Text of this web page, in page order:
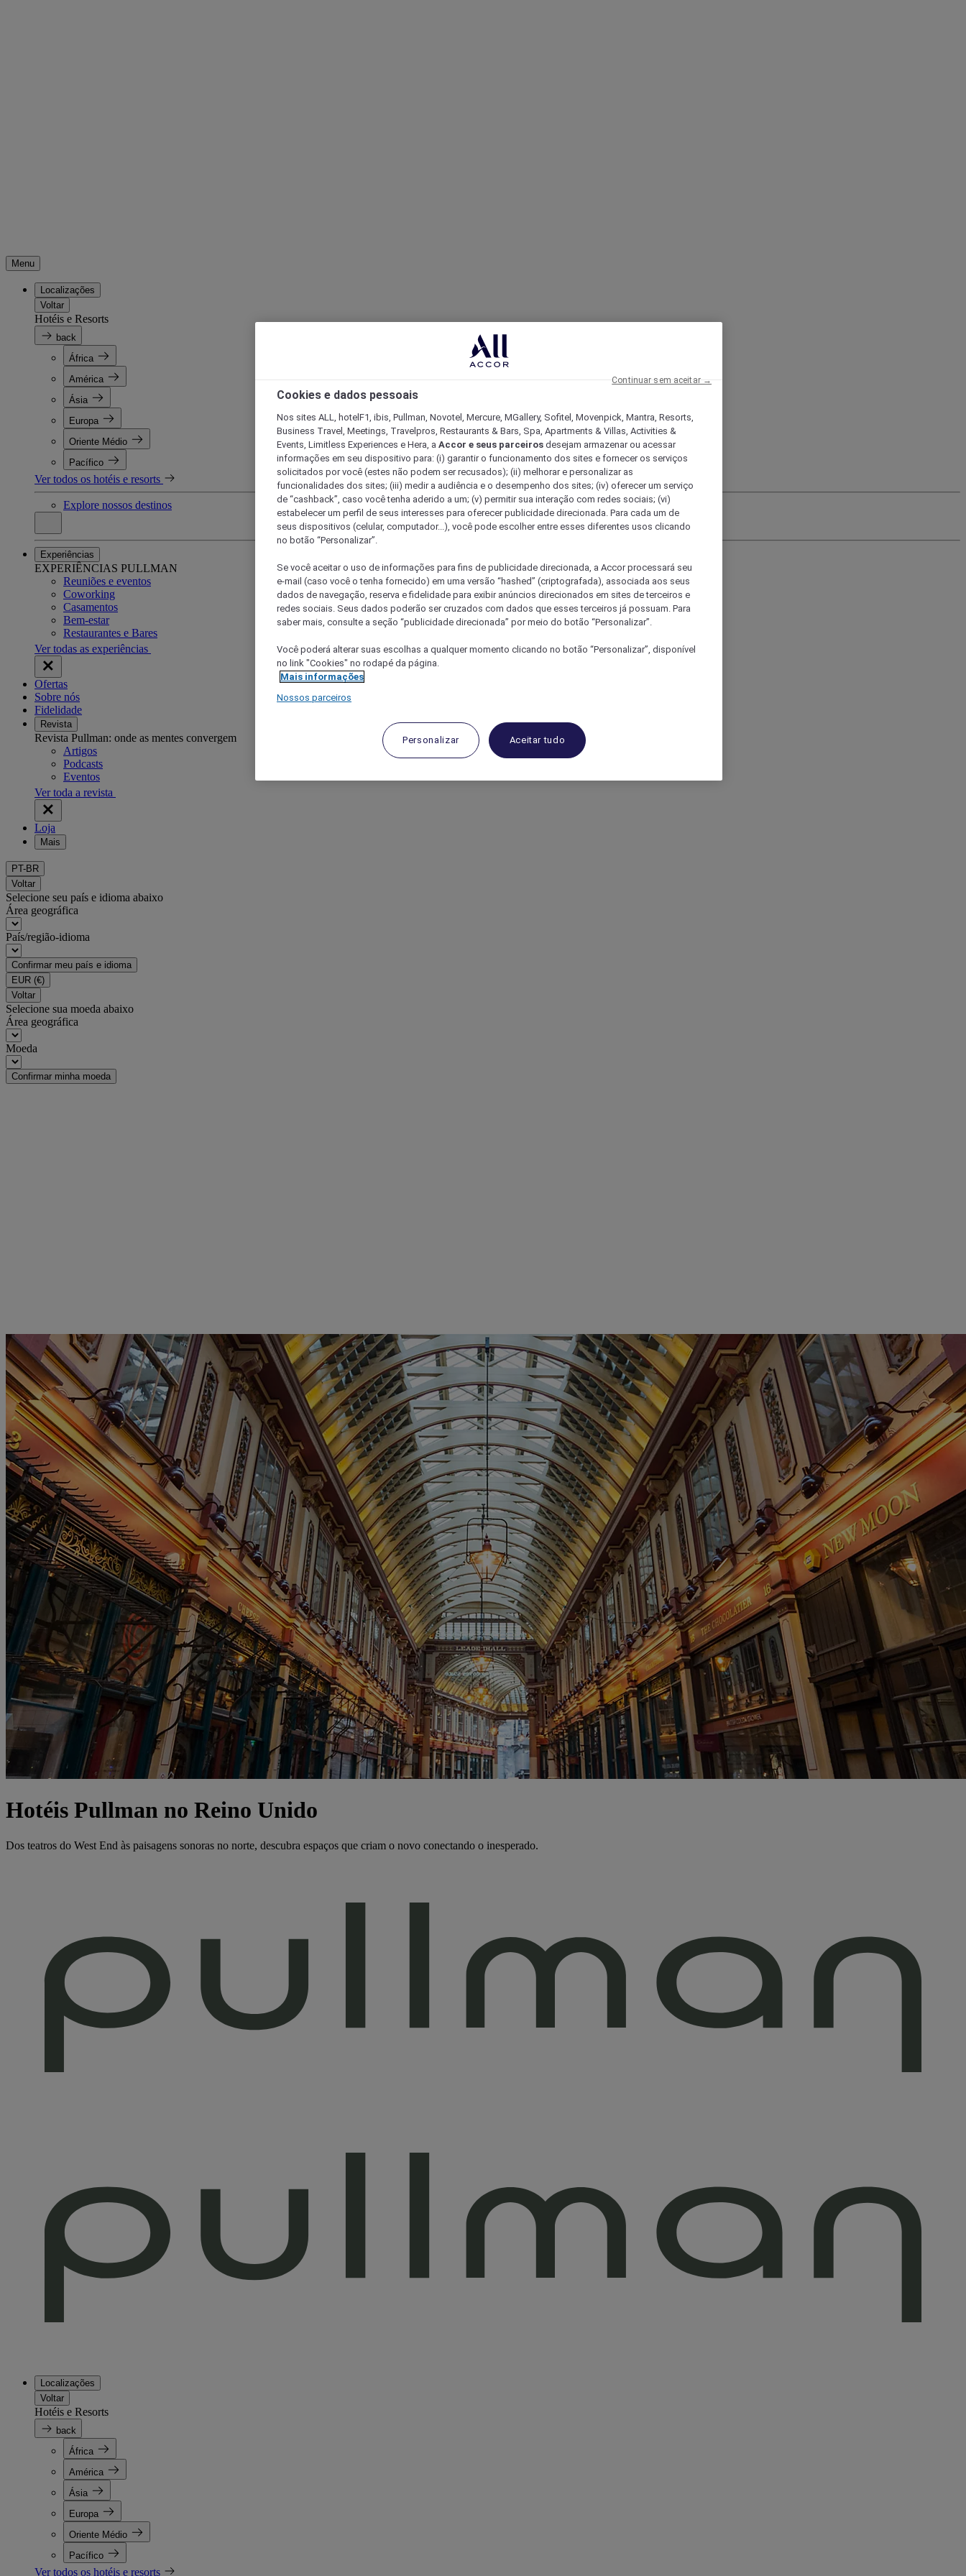
Menu
Localizações
Voltar
Hotéis e Resorts
back
África
América
Ásia
Europa
Oriente Médio
Pacífico
Ver todos os hotéis e resorts
Explore nossos destinos
Experiências
EXPERIÊNCIAS PULLMAN
Reuniões e eventos
Coworking
Casamentos
Bem-estar
Restaurantes e Bares
Ver todas as experiências
Ofertas
Sobre nós
Fidelidade
Revista
Revista Pullman: onde as mentes convergem
Artigos
Podcasts
Eventos
Ver toda a revista
Loja
Mais
PT-BR
Voltar
Selecione seu país e idioma abaixo
Área geográfica
País/região-idioma
Confirmar meu país e idioma
EUR (€)
Voltar
Selecione sua moeda abaixo
Área geográfica
Moeda
Confirmar minha moeda
Hotéis Pullman no Reino Unido
Dos teatros do West End às paisagens sonoras no norte, descubra espaços que criam o novo conectando o inesperado.
Localizações
Voltar
Hotéis e Resorts
back
África
América
Ásia
Europa
Oriente Médio
Pacífico
Ver todos os hotéis e resorts
Cookies e dados pessoais
Nos sites ALL, hotelF1, ibis, Pullman, Novotel, Mercure, MGallery, Sofitel, Movenpick, Mantra, Resorts,
Business Travel, Meetings, Travelpros, Restaurants & Bars, Spa, Apartments & Villas, Activities &
Events, Limitless Experiences e Hera, a Accor e seus parceiros desejam armazenar ou acessar
informações em seu dispositivo para: (i) garantir o funcionamento dos sites e fornecer os serviços
solicitados por você (estes não podem ser recusados); (ii) melhorar e personalizar as
funcionalidades dos sites; (iii) medir a audiência e o desempenho dos sites; (iv) oferecer um serviço
de “cashback”, caso você tenha aderido a um; (v) permitir sua interação com redes sociais; (vi)
estabelecer um perfil de seus interesses para oferecer publicidade direcionada. Para cada um de
seus dispositivos (celular, computador...), você pode escolher entre esses diferentes usos clicando
no botão “Personalizar”.
Se você aceitar o uso de informações para fins de publicidade direcionada, a Accor processará seu
e-mail (caso você o tenha fornecido) em uma versão “hashed” (criptografada), associada aos seus
dados de navegação, reserva e fidelidade para exibir anúncios direcionados em sites de terceiros e
redes sociais. Seus dados poderão ser cruzados com dados que esses terceiros já possuam. Para
saber mais, consulte a seção “publicidade direcionada” por meio do botão “Personalizar”.
Você poderá alterar suas escolhas a qualquer momento clicando no botão “Personalizar”, disponível
no link "Cookies" no rodapé da página.
Mais informações
Nossos parceiros
Personalizar Aceitar tudo
Continuar sem aceitar →